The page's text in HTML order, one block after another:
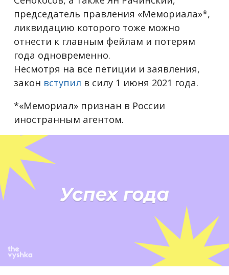
председатель правления «Мемориала»*,
ликвидацию которого тоже можно
отнести к главным фейлам и потерям
года одновременно.
Несмотря на все петиции и заявления,
закон вступил в силу 1 июня 2021 года.
*«Мемориал» признан в России
иностранным агентом.